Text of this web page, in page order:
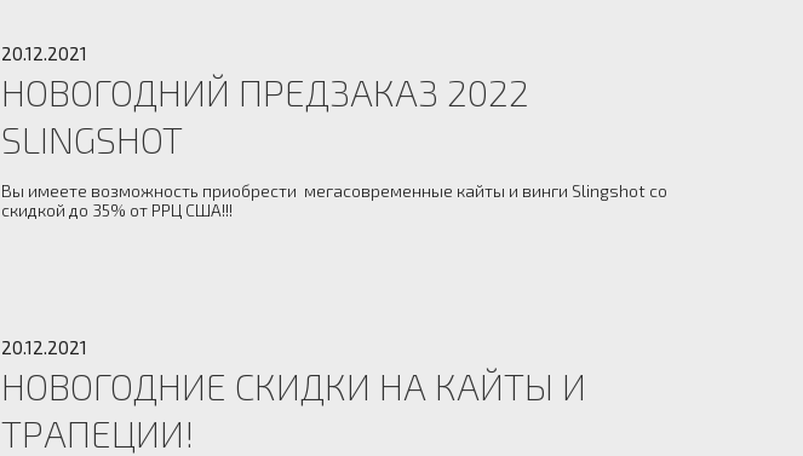
20.12.2021
НОВОГОДНИЙ ПРЕДЗАКАЗ 2022
SLINGSHOT
Вы имеете возможность приобрести мегасовременные кайты и винги Slingshot со
скидкой до 35% от РРЦ США!!!
20.12.2021
НОВОГОДНИЕ СКИДКИ НА КАЙТЫ И
ТРАПЕЦИИ!